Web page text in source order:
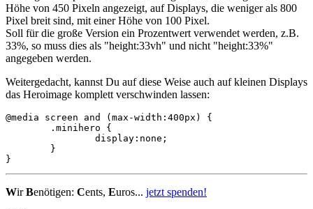
Höhe von 450 Pixeln angezeigt, auf Displays, die weniger als 800
Pixel breit sind, mit einer Höhe von 100 Pixel.
Soll für die große Version ein Prozentwert verwendet werden, z.B.
33%, so muss dies als "height:33vh" und nicht "height:33%"
angegeben werden.
Weitergedacht, kannst Du auf diese Weise auch auf kleinen Displays
das Heroimage komplett verschwinden lassen:
@media screen and (max-width:400px) {
}
WirBenötigen: Cents, Euros... jetzt spenden!